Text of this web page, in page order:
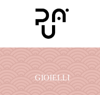
GIOIELLI